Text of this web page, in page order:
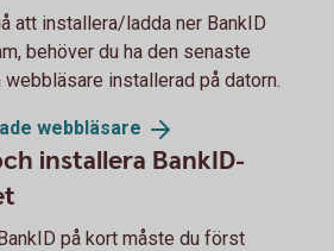
att installera/ladda ner BankID
behöver du ha den senaste
installerad på datorn.
webbläsare
installera BankID-
på kort måste du först